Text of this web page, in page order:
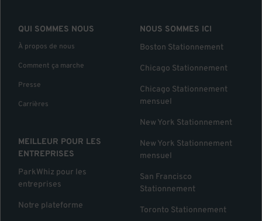
QUI SOMMES NOUS
À propos de nous
Comment ça marche
Presse
Carrières
MEILLEUR POUR LES
ENTREPRISES
ParkWhiz pour les
entreprises
Notre plateforme
NOUS SOMMES ICI
Boston Stationnement
Chicago Stationnement
Chicago Stationnement
mensuel
New York Stationnement
New York Stationnement
mensuel
San Francisco
Stationnement
Toronto Stationnement